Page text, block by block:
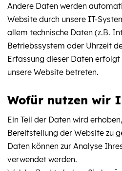
Andere Daten werden
Website durch unsere IT-
allem technische Daten (z.B.
Betriebssystem oder Uhrzeit
Erfassung dieser Daten
unsere Website betreten.
Wofür nutzen wir
Ein Teil der Daten wird
Bereitstellung der Website zu
Daten können zur Analyse
verwendet werden.